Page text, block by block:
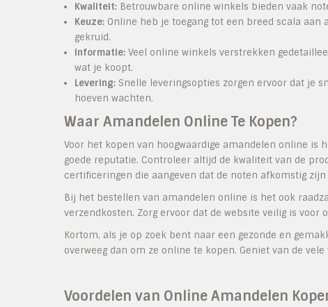
Kwaliteit: Betrouwbare online winkels bieden vaak
Keuze: Online heb je toegang tot een breed scala
gekruid.
Informatie: Veel online winkels verstrekken
wat je koopt.
Levering: Snelle leveringsopties zorgen ervoor dat je
hoeven wachten.
Waar Amandelen Online Te Kopen?
Voor het kopen van hoogwaardige amandelen online
goede reputatie. Controleer altijd de kwaliteit van de
certificeringen die aangeven dat de noten afkomstig
Bij het bestellen van amandelen online is het ook
verzendkosten. Zorg ervoor dat de website veilig is
Kortom, als je op zoek bent naar een gezonde en
overweeg dan om ze online te kopen. Geniet van de
Voordelen van Online Amandelen